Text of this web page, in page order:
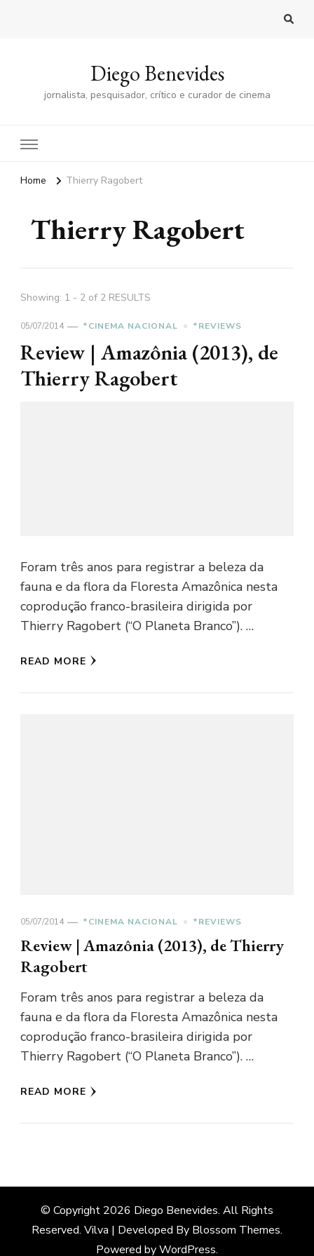
Diego Benevides
jornalista, pesquisador, crítico e curador de cinema
Home Thierry Ragobert
Thierry Ragobert
Showing: 1 - 2 of 2 RESULTS
05/07/2014 *CINEMA NACIONAL *REVIEWS
Review | Amazônia (2013), de
Thierry Ragobert
Foram três anos para registrar a beleza da
fauna e da flora da Floresta Amazônica nesta
coprodução franco-brasileira dirigida por
Thierry Ragobert (“O Planeta Branco”). …
READ MORE
05/07/2014 *CINEMA NACIONAL *REVIEWS
Review | Amazônia (2013), de Thierry
Ragobert
Foram três anos para registrar a beleza da
fauna e da flora da Floresta Amazônica nesta
coprodução franco-brasileira dirigida por
Thierry Ragobert (“O Planeta Branco”). …
READ MORE
© Copyright 2026 Diego Benevides. All Rights
Reserved. Vilva | Developed By Blossom Themes.
Powered byWordPress.